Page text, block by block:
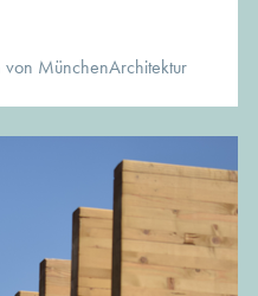
von MünchenArchitektur